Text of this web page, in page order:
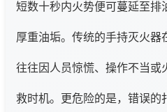
短数十秒内火势便可蔓延至排
厚重油垢。传统的手持灭火器
往往因人员惊慌、操作不当或
救时机。更危险的是，错误的